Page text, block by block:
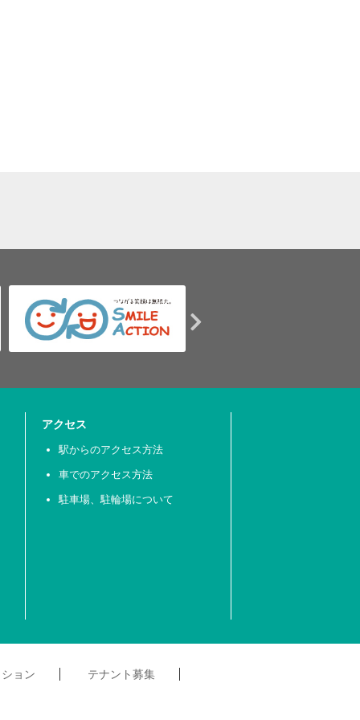
アクセス
駅からのアクセス方法
車でのアクセス方法
駐車場、駐輪場について
ョン テナント募集